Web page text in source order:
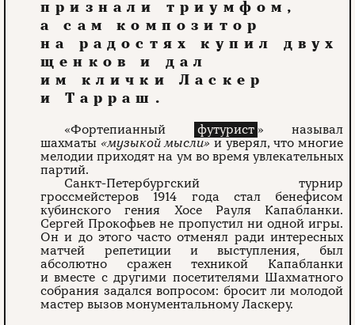
признали триумфом,
а сам композитор
на радостях купил двух
щенков и дал
им клички Ласкер
и Тарраш.
«Фортепианный футурист » называл
шахматы «музыкой мысли» и уверял, что многие
мелодии приходят на ум во время увлекательных
партий.
Санкт-Петербургский турнир
гроссмейстеров 1914 года стал бенефисом
кубинского гения Хосе Рауля Капабланки.
Сергей Прокофьев не пропустил ни одной игры.
Он и до этого часто отменял ради интересных
матчей репетиции и выступления, был
абсолютно сражен техникой Капабланки
и вместе с другими посетителями Шахматного
собрания задался вопросом: бросит ли молодой
мастер вызов монументальному Ласкеру.